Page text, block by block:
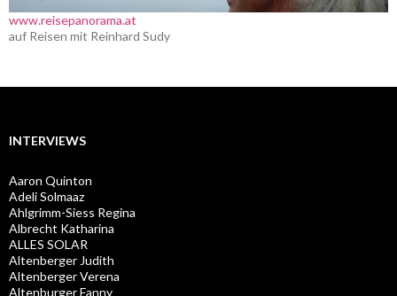
www.reisepanorama.at
auf Reisen mit Reinhard Sudy
INTERVIEWS
Aaron Quinton
Adeli Solmaaz
Ahlgrimm-Siess Regina
Albrecht Katharina
ALLES SOLAR
Altenberger Judith
Altenberger Verena
Altenburger Fanny